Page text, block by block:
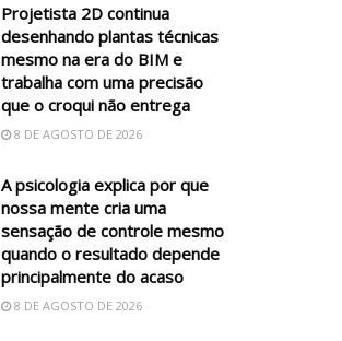
Projetista 2D continua
desenhando plantas técnicas
mesmo na era do BIM e
trabalha com uma precisão
que o croqui não entrega
8 DE AGOSTO DE 2026
A psicologia explica por que
nossa mente cria uma
sensação de controle mesmo
quando o resultado depende
principalmente do acaso
8 DE AGOSTO DE 2026